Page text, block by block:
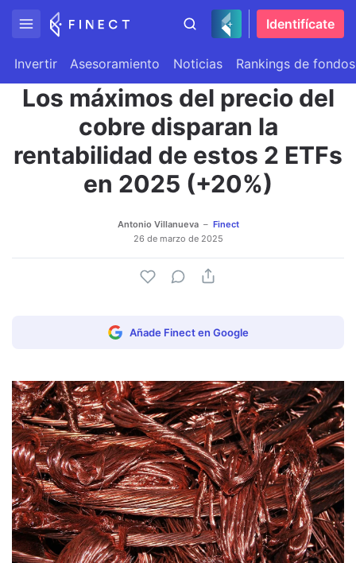
Identifícate
Invertir Asesoramiento Noticias Rankings de fondos
Los máximos del precio del
cobre disparan la
rentabilidad de estos 2 ETFs
en 2025 (+20%)
Antonio Villanueva
Finect
26 de marzo de 2025
Añade Finect en Google